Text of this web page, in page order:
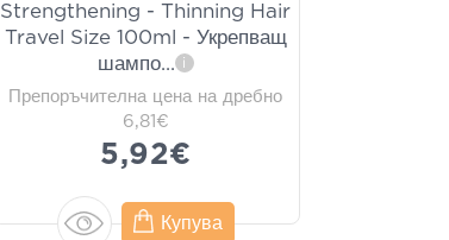
Strengthening - Thinning Hair
Travel Size 100ml - Укрепващ
шампо... i
Препоръчителна цена на дребно
6,81€
5,92€
Купува